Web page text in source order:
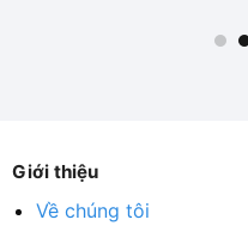
Giới thiệu
Về chúng tôi